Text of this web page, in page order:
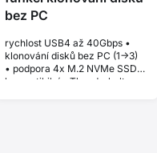
bez PC
rychlost USB4 až 40Gbps •
klonování disků bez PC (1->3)
• podpora 4x M.2 NVMe SSD •
kompatibilní s Thunderbolt a